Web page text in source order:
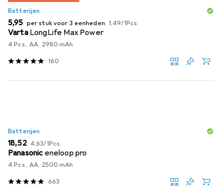
Batterijen
EUR
5,95 per stuk voor 3 eenheden EUR
1,49/1Pcs.
Varta LongLife Max Power
4 Pcs., AA, 2980 mAh
160
Batterijen
EUR
18,52 EUR
4,63/1Pcs.
Panasonic eneloop pro
4 Pcs., AA, 2500 mAh
663